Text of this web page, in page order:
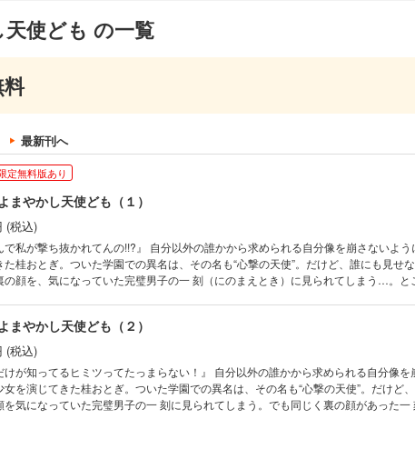
使ども の一覧
最新刊へ
定無料版あり
まやかし天使ども（１）
(税込)
で私が撃ち抜かれてんの!!?』 自分以外の誰かから求められる自分像を崩さないよ
た桂おとぎ。ついた学園での異名は、その名も“心撃の天使”。だけど、誰にも見せ
の顔を、気になっていた完璧男子の一 刻（にのまえとき）に見られてしまう…。と
う男女のだまし合い（？）ラブ、始まる―!!?
まやかし天使ども（２）
(税込)
ってるヒミツってたっまらない！』 自分以外の誰かから求められる自分像を崩さないように、常に完
女を演じてきた桂おとぎ。ついた学園での異名は、その名も“心撃の天使”。だけど
を気になっていた完璧男子の一 刻に見られてしまう。でも同じく裏の顔があった一